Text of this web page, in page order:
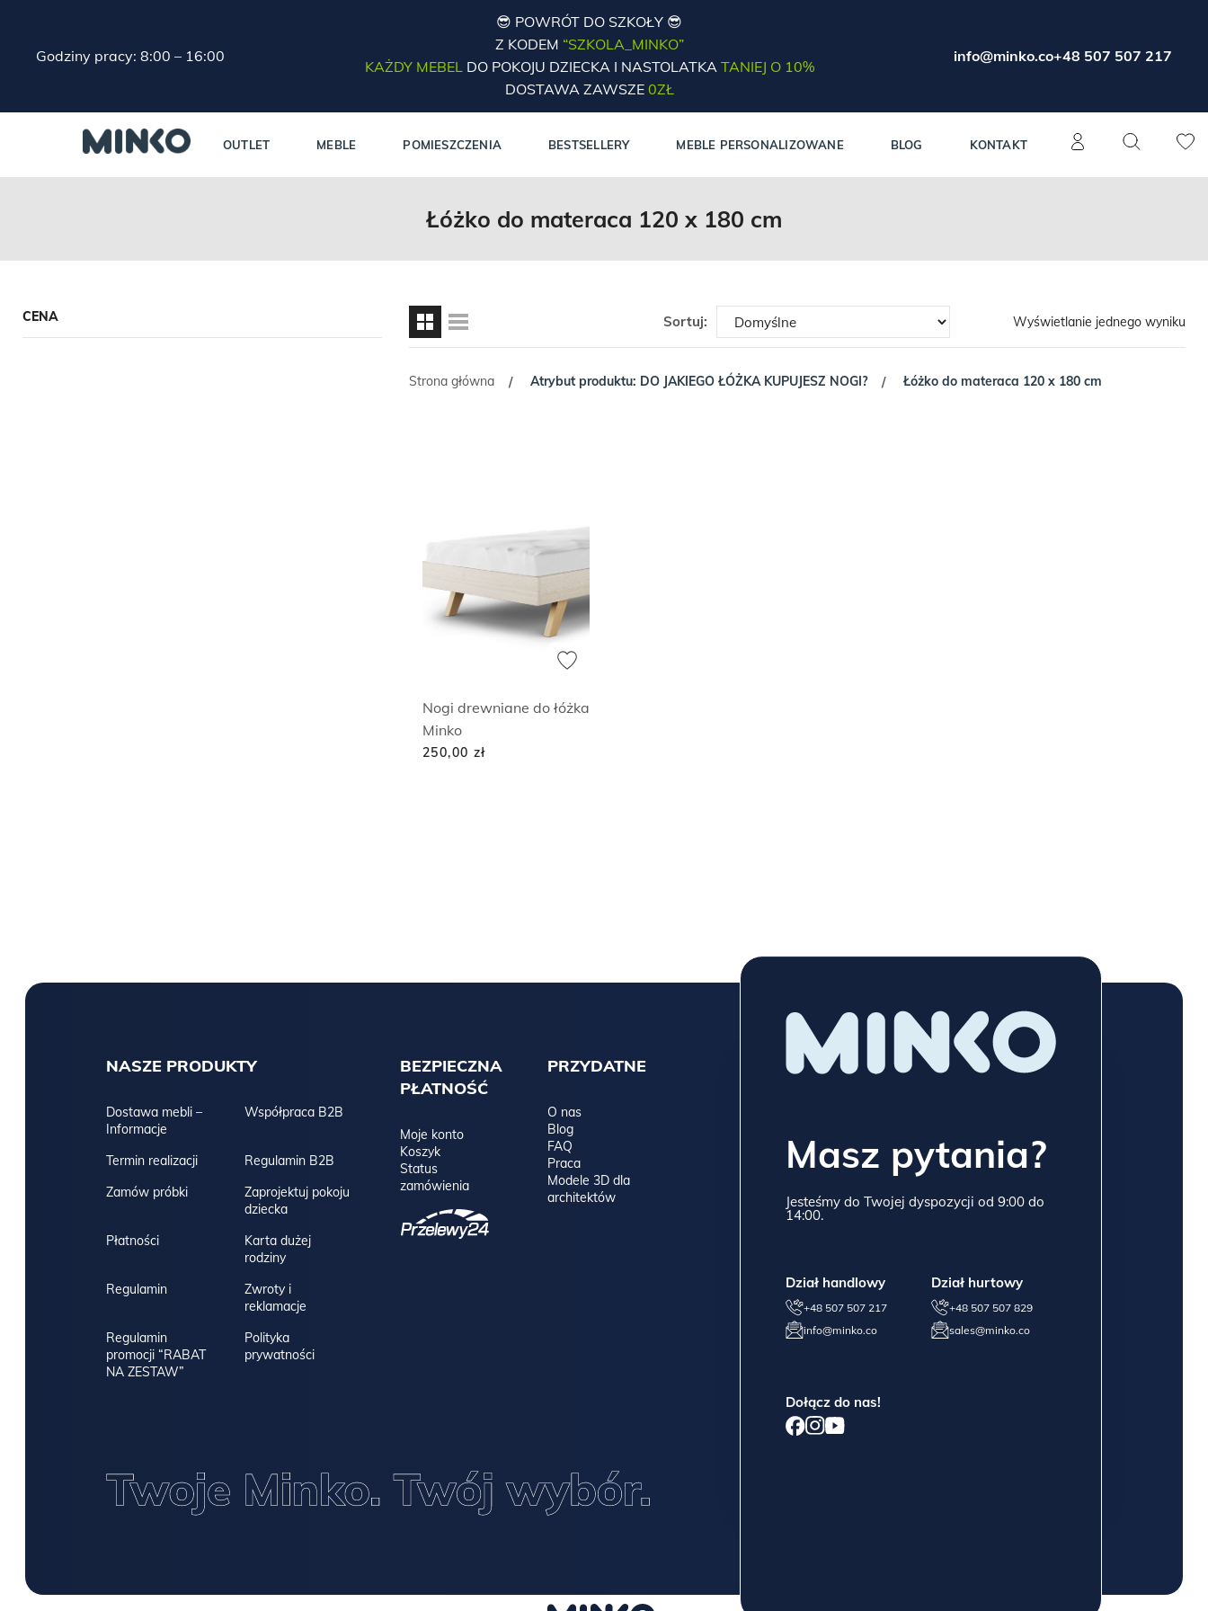
Godziny pracy: 8:00 – 16:00
😎 POWRÓT DO SZKOŁY 😎
Z KODEM “SZKOLA_MINKO”
KAŻDY MEBELDO POKOJU DZIECKA I NASTOLATKATANIEJ O 10%
DOSTAWA ZAWSZE 0ZŁ
info@minko.co+48 507 507 217
OUTLET MEBLE POMIESZCZENIA BESTSELLERY MEBLE PERSONALIZOWANE BLOG KONTAKT
Łóżko do materaca 120 x 180 cm
CENA Sortuj: Wyświetlanie jednego wyniku
Strona główna / Atrybut produktu: DO JAKIEGO ŁÓŻKA KUPUJESZ NOGI? / Łóżko do materaca 120 x 180 cm
Nogi drewniane do łóżka
Minko
250,00 zł
NASZE PRODUKTY
Dostawa mebli –
Informacje
Termin realizacji
Zamów próbki
Płatności
Regulamin
Regulamin
promocji “RABAT
NA ZESTAW”
Współpraca B2B
Regulamin B2B
Zaprojektuj pokoju
dziecka
Karta dużej
rodziny
Zwroty i
reklamacje
Polityka
prywatności
BEZPIECZNA
PŁATNOŚĆ
Moje konto
Koszyk
Status
zamówienia
PRZYDATNE
O nas
Blog
FAQ
Praca
Modele 3D dla
architektów
Masz pytania?
Jesteśmy do Twojej dyspozycji od 9:00 do
14:00.
Dział handlowy
+48 507 507 217
info@minko.co
Dział hurtowy
+48 507 507 829
sales@minko.co
Dołącz do nas!